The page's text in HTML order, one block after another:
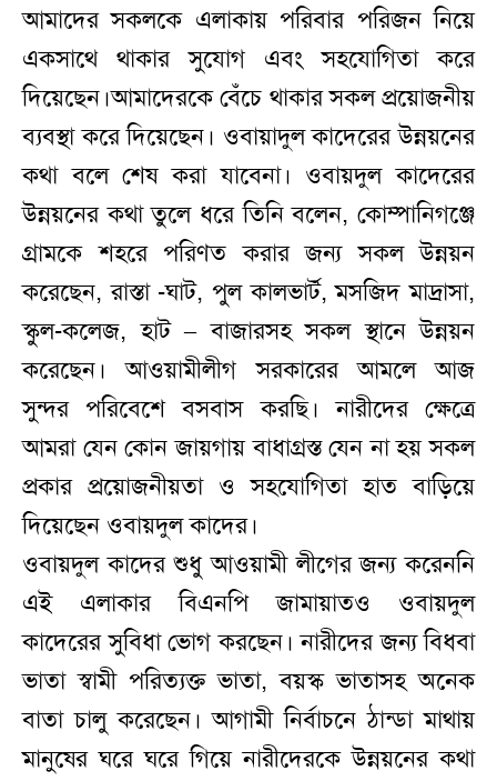
আমাদের সকলকে এলাকায় পরিবার পরিজন নিয়ে
একসাথে থাকার সুযোগ এবং সহযোগিতা করে
দিয়েছেন।আমাদেরকে বেঁচে থাকার সকল প্রয়োজনীয়
ব্যবস্থা করে দিয়েছেন। ওবায়াদুল কাদেরের উন্নয়নের
কথা বলে শেষ করা যাবেনা। ওবায়দুল কাদেরের
উন্নয়নের কথা তুলে ধরে তিনি বলেন, কোম্পানিগঞ্জে
গ্রামকে শহরে পরিণত করার জন্য সকল উন্নয়ন
করেছেন, রাস্তা -ঘাট, পুল কালভার্ট, মসজিদ মাদ্রাসা,
স্কুল-কলেজ, হাট – বাজারসহ সকল স্থানে উন্নয়ন
করেছেন। আওয়ামীলীগ সরকারের আমলে আজ
সুন্দর পরিবেশে বসবাস করছি। নারীদের ক্ষেত্রে
আমরা যেন কোন জায়গায় বাধাগ্রস্ত যেন না হয় সকল
প্রকার প্রয়োজনীয়তা ও সহযোগিতা হাত বাড়িয়ে
দিয়েছেন ওবায়দুল কাদের।
ওবায়দুল কাদের শুধু আওয়ামী লীগের জন্য করেননি
এই এলাকার বিএনপি জামায়াতও ওবায়দুল
কাদেরের সুবিধা ভোগ করছেন। নারীদের জন্য বিধবা
ভাতা স্বামী পরিত্যক্ত ভাতা, বয়স্ক ভাতাসহ অনেক
বাতা চালু করেছেন। আগামী নির্বাচনে ঠান্ডা মাথায়
মানুষের ঘরে ঘরে গিয়ে নারীদেরকে উন্নয়নের কথা